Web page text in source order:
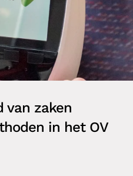
van zaken
in het OV